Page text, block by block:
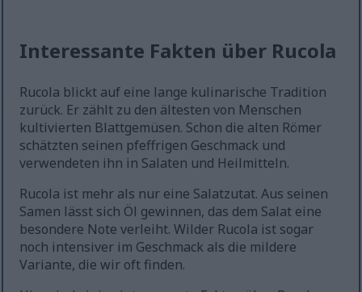
Interessante Fakten über Rucola
Rucola blickt auf eine lange kulinarische Tradition
zurück. Er zählt zu den ältesten von Menschen
kultivierten Blattgemüsen. Schon die alten Römer
schätzten seinen pfeffrigen Geschmack und
verwendeten ihn in Salaten und Heilmitteln.
Rucola ist mehr als nur eine Salatzutat. Aus seinen
Samen lässt sich Öl gewinnen, das dem Salat eine
besondere Note verleiht. Wilder Rucola ist sogar
noch intensiver im Geschmack als die mildere
Variante, die wir oft finden.